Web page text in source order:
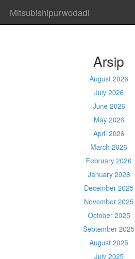
Mitsubishipurwodadi
Arsip
August 2026
July 2026
June 2026
May 2026
April 2026
March 2026
February 2026
January 2026
December 2025
November 2025
October 2025
September 2025
August 2025
July 2025